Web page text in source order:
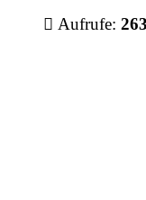
Aufrufe: 263